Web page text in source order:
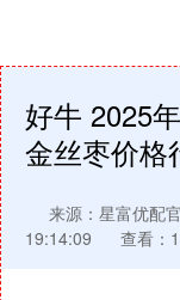
好牛 2025
金丝枣价格
来源：星富优配
19:14:09
查看：